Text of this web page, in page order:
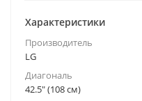
Характеристики
Производитель
LG
Диагональ
42.5" (108 см)